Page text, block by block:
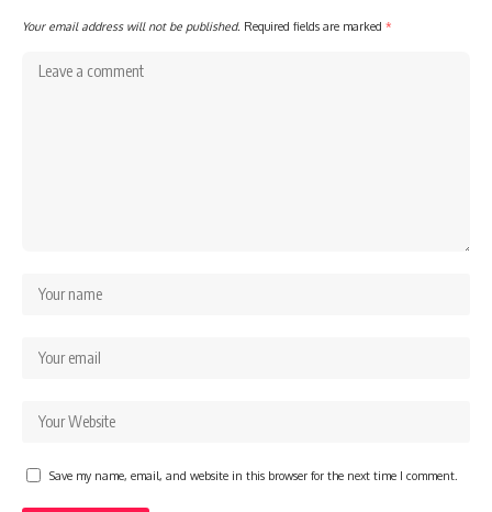
Your email address will not be published. Required fields are marked *
Save my name, email, and website in this browser for the next time I comment.